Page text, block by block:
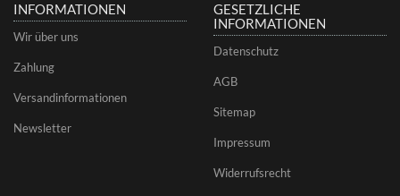
INFORMATIONEN
Wir über uns
Zahlung
Versandinformationen
Newsletter
GESETZLICHE
INFORMATIONEN
Datenschutz
AGB
Sitemap
Impressum
Widerrufsrecht